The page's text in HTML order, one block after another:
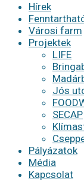
Hírek
Városi farm
Projektek
LIFE
Jós
SECAP
Pályázatok
Média
Kapcsolat